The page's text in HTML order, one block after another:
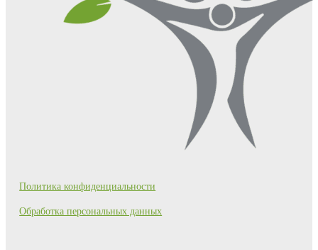
Политика конфиденциальности
Обработка персональных данных